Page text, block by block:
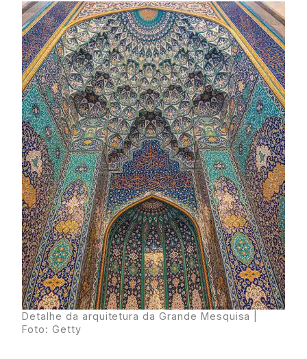
Detalhe da arquitetura da Grande Mesquisa |
Foto: Getty